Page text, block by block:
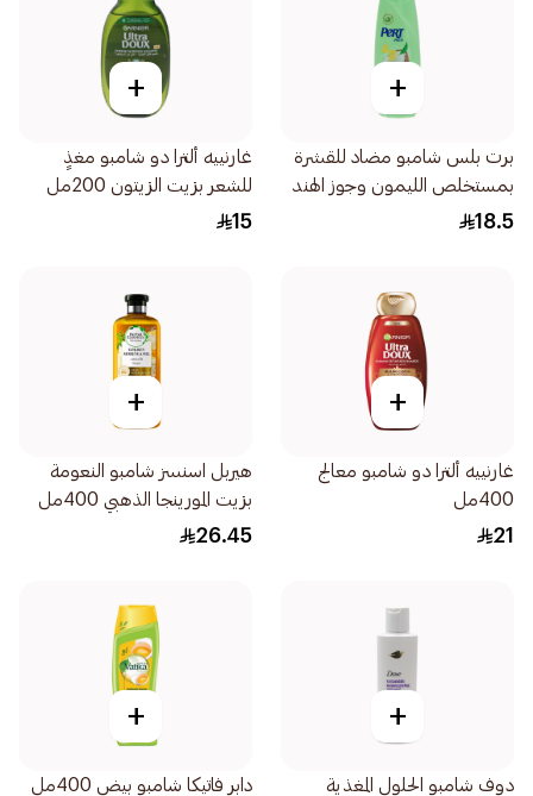
+
برت بلس شامبو مضاد للقشرة
بمستخلص الليمون وجوز الهند
400مل
18.5
+
غارنييه ألترا دو شامبو مغذٍ
للشعر بزيت الزيتون 200مل
15
+
غارنييه ألترا دو شامبو معالج
400مل
21
+
هيربل اسنسز شامبو النعومة
بزيت المورينجا الذهبي 400مل
26.45
+
دوف شامبو الحلول المغذية
+
دابر فاتيكا شامبو بيض 400مل